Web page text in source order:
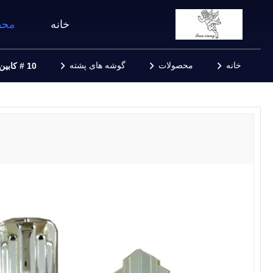
خانه
خانه محصولات گوشه های پشته 10 # کابین زنجیر دکوراسیون کتانی 56cm X 42cm X 37cm Silver Material ABS